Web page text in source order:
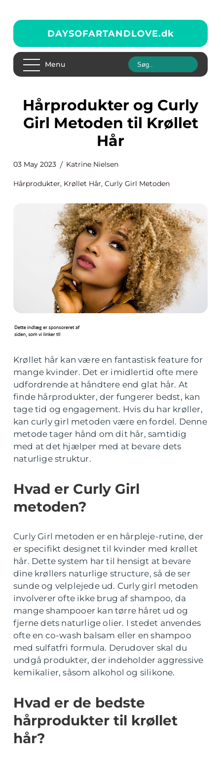
DAYSOFARTANDLOVE.dk
Menu
Hårprodukter og Curly
Girl Metoden til Krøllet
Hår
03 May 2023 Katrine Nielsen
Hårprodukter, Krøllet Hår, Curly Girl Metoden
Krøllet hår kan være en fantastisk feature for
mange kvinder. Det er imidlertid ofte mere
udfordrende at håndtere end glat hår. At
finde hårprodukter, der fungerer bedst, kan
tage tid og engagement. Hvis du har krøller,
kan curly girl metoden være en fordel. Denne
metode tager hånd om dit hår, samtidig
med at det hjælper med at bevare dets
naturlige struktur.
Hvad er Curly Girl
metoden?
Curly Girl metoden er en hårpleje-rutine, der
er specifikt designet til kvinder med krøllet
hår. Dette system har til hensigt at bevare
dine krøllers naturlige structure, så de ser
sunde og velplejede ud. Curly girl metoden
involverer ofte ikke brug af shampoo, da
mange shampooer kan tørre håret ud og
fjerne dets naturlige olier. I stedet anvendes
ofte en co-wash balsam eller en shampoo
med sulfatfri formula. Derudover skal du
undgå produkter, der indeholder aggressive
kemikalier, såsom alkohol og silikone.
Hvad er de bedste
hårprodukter til krøllet
hår?